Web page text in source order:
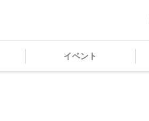
イベント